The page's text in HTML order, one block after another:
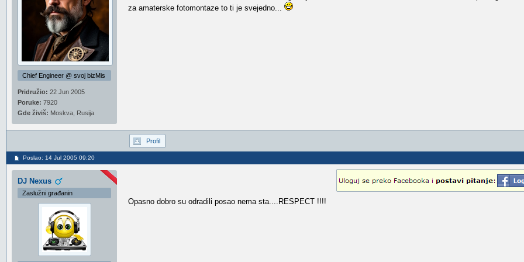
Chief Engineer @ svoj bizMis
Pridružio: 22 Jun 2005
Poruke: 7920
Gde živiš: Moskva, Rusija
za amaterske fotomontaze to ti je svejedno...
Profil
Poslao: 14 Jul 2005 09:20
DJ Nexus
Zaslužni građanin
Opasno dobro su odradili posao nema sta....RESPECT !!!!